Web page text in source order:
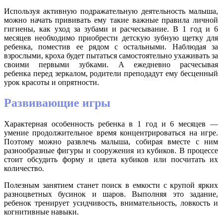
Используя активную подражательную деятельность малыша,
можно начать прививать ему такие важные правила личной
гигиены, как уход за зубами и расчесывание. В 1 год и 6
месяцев необходимо приобрести детскую зубную щетку для
ребенка, поместив ее рядом с остальными. Наблюдая за
взрослыми, кроха будет пытаться самостоятельно ухаживать за
своими первыми зубками. А ежедневно расчесывая
ребенка перед зеркалом, родители преподадут ему бесценный
урок красоты и опрятности.
Развивающие игры
Характерная особенность ребенка в 1 год и 6 месяцев —
умение продолжительное время концентрироваться на игре.
Поэтому можно развлечь малыша, собирая вместе с ним
разнообразные фигуры и сооружения из кубиков. В процессе
стоит обсудить форму и цвета кубиков или посчитать их
количество.
Полезным занятием станет поиск в емкости с крупой ярких
разноцветных бусинок и шаров. Выполняя это задание,
ребенок тренирует усидчивость, внимательность, ловкость и
когнитивные навыки.